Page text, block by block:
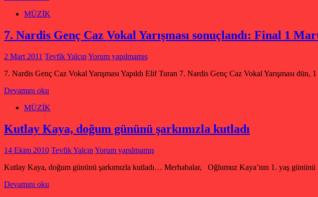
MÜZİK
7. Nardis Genç Caz Vokal Yarışması sonuçlandı: Final 1
2 Mart 2011 Tevfik Yalçın Yorum yapılmamış
7. Nardis Genç Caz Vokal Yarışması Yapıldı Elif Turan 7. Nardis Genç Caz Vokal Yarışması
Devamını oku
MÜZİK
Kutlay Kaya, doğum gününü şarkımızla kutladı
14 Ekim 2010 Tevfik Yalçın Yorum yapılmamış
Kutlay Kaya, doğum gününü şarkımızla kutladı… Merhabalar, Oğlumuz Kaya’nın 1. yaş
Devamını oku